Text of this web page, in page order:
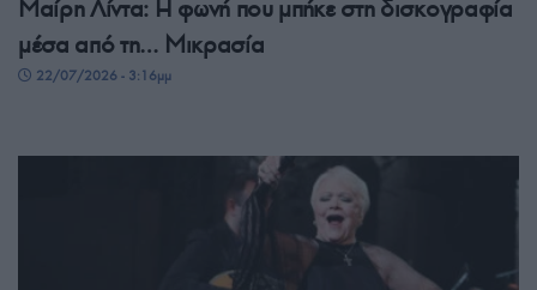
Μαίρη Λίντα: Η φωνή που μπήκε στη δισκογραφία
μέσα από τη… Μικρασία
22/07/2026 - 3:16μμ